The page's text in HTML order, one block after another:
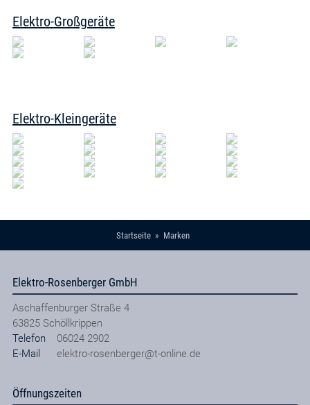
Elektro-Großgeräte
Elektro-Kleingeräte
Startseite Marken
Elektro-Rosenberger GmbH
Aschaffenburger Straße 4
63825 Schöllkrippen
Telefon
06024 2902
E-Mail
elektro-rosenberger@t-online.de
Öffnungszeiten